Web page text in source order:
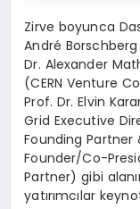
Zirve boyunca
André
Dr. Alexander
(CERN Venture
Prof. Dr. Elvin
Grid Executive
Founding
Founder/Co-
Partner) gibi
yatırımcılar